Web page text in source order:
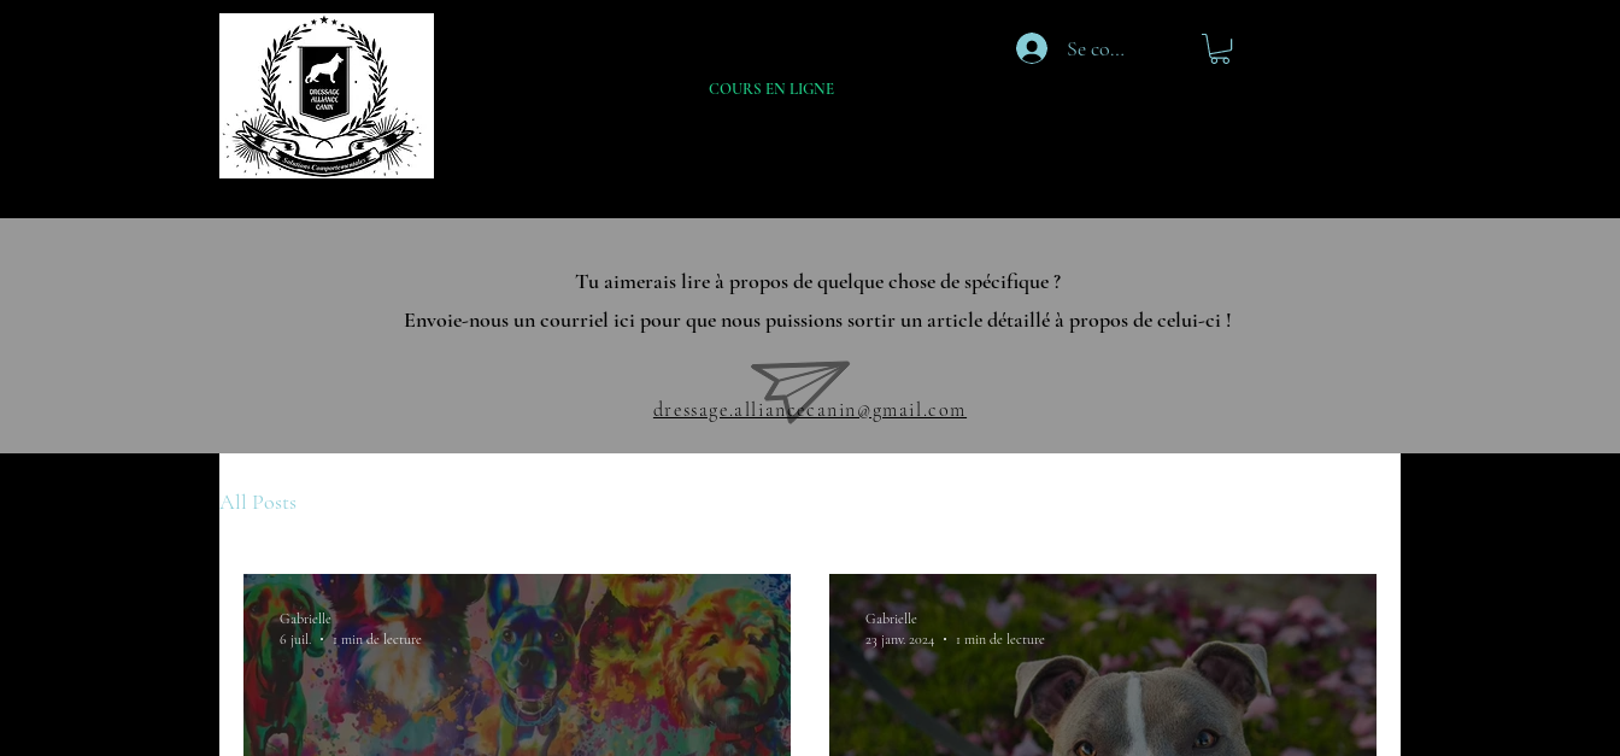
COURS EN LIGNE
Se connecter
Tu aimerais lire à propos de quelque chose de spécifique ?
Envoie-nous un courriel ici pour que nous puissions sortir un article détaillé à propos de celui-ci !
dressage.alliancecanin@gmail.com
All Posts
Gabrielle
6 juil.
1 min de lecture
Gabrielle
23 janv. 2024
1 min de lecture